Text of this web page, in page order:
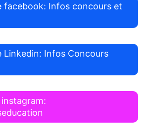
facebook: Infos concours et
Linkedin: Infos Concours